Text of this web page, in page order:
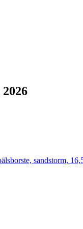
2026
sandstorm,